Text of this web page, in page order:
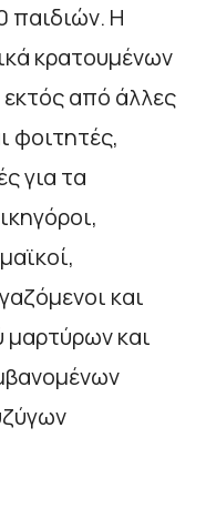
παιδιών. Η
κρατουμένων
από άλλες
φοιτητές,
για τα
και
μαρτύρων και